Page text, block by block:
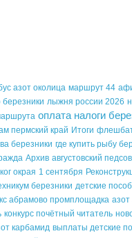
азот околица маршрут 44
березники лыжня россии 2026
оплата налоги
пермский край Итоги
березники где купить рыбу
Архив августовский
окрая 1 сентября
березники детские
абрамово промплощадка азот
конкурс почётный читатель
карбамид выплаты детские